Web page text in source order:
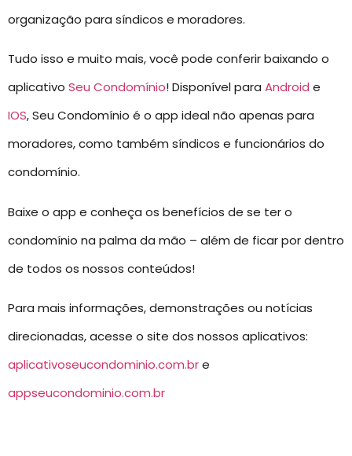
organização para síndicos e moradores.
Tudo isso e muito mais, você pode conferir baixando o
aplicativo Seu Condomínio! Disponível para Android e
IOS, Seu Condomínio é o app ideal não apenas para
moradores, como também síndicos e funcionários do
condomínio.
Baixe o app e conheça os benefícios de se ter o
condomínio na palma da mão – além de ficar por dentro
de todos os nossos conteúdos!
Para mais informações, demonstrações ou notícias
direcionadas, acesse o site dos nossos aplicativos:
aplicativoseucondominio.com.bre
appseucondominio.com.br